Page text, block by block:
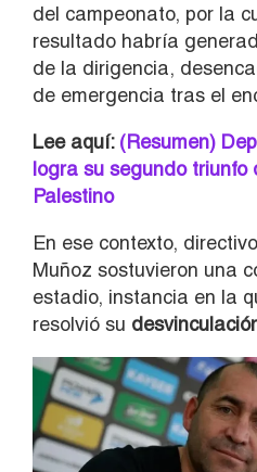
del campeonato, por la
resultado habría
de la dirigencia,
de emergencia tras el
Lee aquí: (Resumen)
logra su segundo triunfo
Palestino
En ese contexto,
Muñoz sostuvieron una
estadio, instancia en la
resolvió su